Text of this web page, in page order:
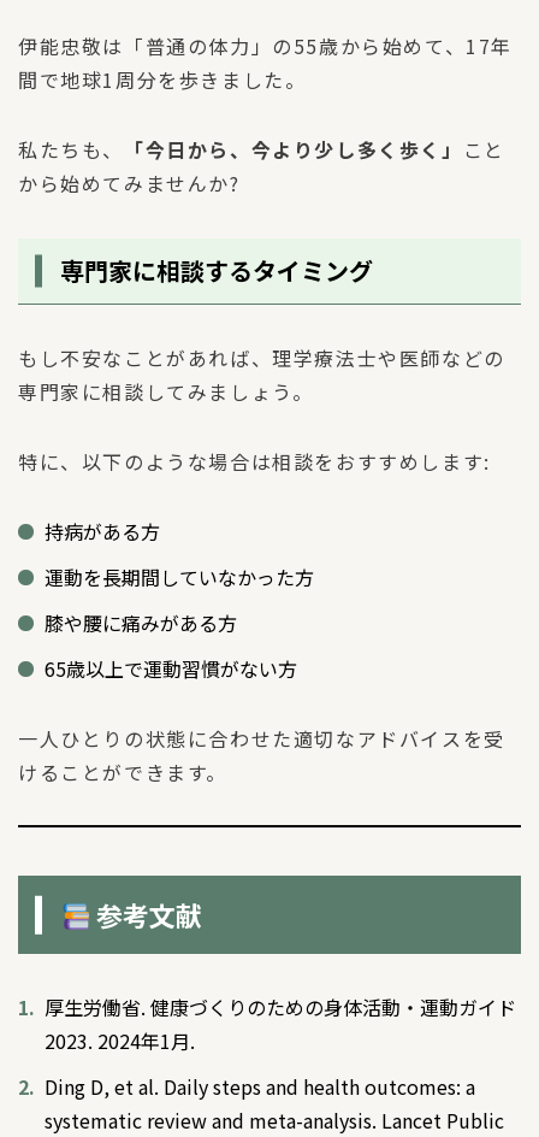
伊能忠敬は「普通の体力」の55歳から始めて、17年
間で地球1周分を歩きました。
私たちも、 「今日から、今より少し多く歩く」
こと
から始めてみませんか?
専門家に相談するタイミング
もし不安なことがあれば、理学療法士や医師などの
専門家に相談してみましょう。
特に、以下のような場合は相談をおすすめします:
持病がある方
運動を長期間していなかった方
膝や腰に痛みがある方
65歳以上で運動習慣がない方
一人ひとりの状態に合わせた適切なアドバイスを受
けることができます。
参考文献
厚生労働省. 健康づくりのための身体活動・運動ガイド
2023. 2024年1月.
Ding D, et al. Daily steps and health outcomes: a
systematic review and meta-analysis. Lancet Public